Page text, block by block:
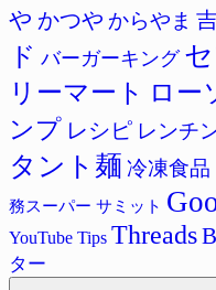
や かつや からやま
ド バーガーキング
リーマート ロー
ンプ レシピ レンチ
タント麺 冷凍食品
務スーパー サミット
YouTube Tips Threads
ター